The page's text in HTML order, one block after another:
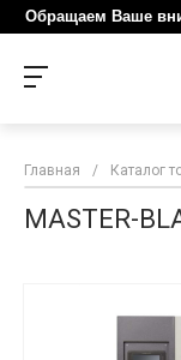
Обращаем Ваше
Главная / Каталог
MASTER-